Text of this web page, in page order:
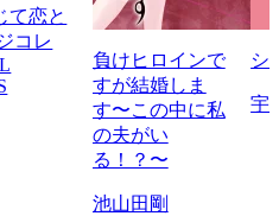
て恋と
コレ
負けヒロインで
すが結婚しま
す〜この中に私
の夫がい
る！？〜
池山田剛
シ
宇